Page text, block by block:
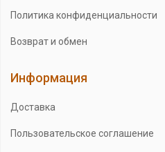
Политика конфиденциальности
Возврат и обмен
Информация
Доставка
Пользовательское соглашение